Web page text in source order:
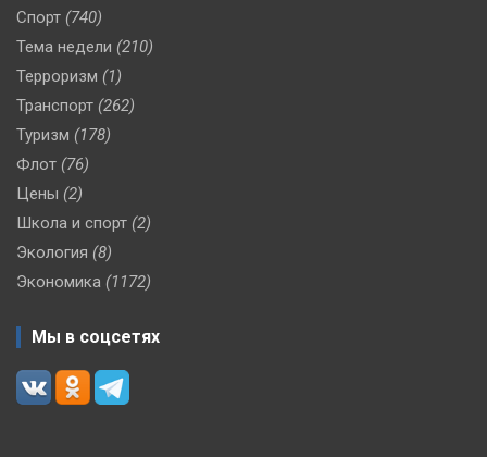
Спорт (740)
Тема недели (210)
Терроризм (1)
Транспорт (262)
Туризм (178)
Флот (76)
Цены (2)
Школа и спорт (2)
Экология (8)
Экономика (1172)
Мы в соцсетях